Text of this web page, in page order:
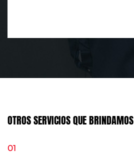
OTROS SERVICIOS QUE BRINDAMOS
01